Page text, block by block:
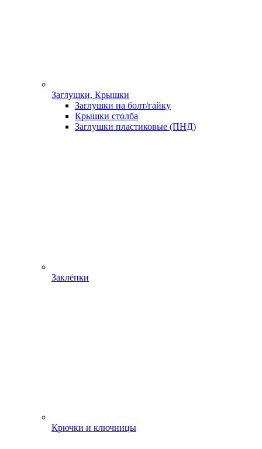
Заглушки, Крышки
Заглушки на болт/гайку
Крышки столба
Заглушки пластиковые (ПНД)
Заклёпки
Крючки и ключницы